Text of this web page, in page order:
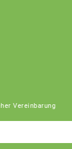
Vereinbarung